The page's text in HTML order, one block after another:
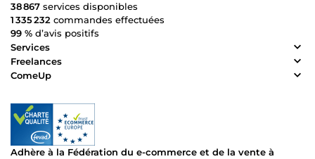
38 867 services disponibles
1 335 232 commandes effectuées
99 % d’avis positifs
Services
Freelances
ComeUp
Adhère à la Fédération du e-commerce et de la vente à